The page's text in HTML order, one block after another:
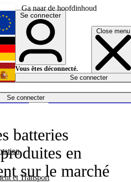
Ga naar de hoofdinhoud
Close menu
Se connecter
et Transport
Économie
English
Deutsch
Español
Se connecter
Vous êtes déconnecté.
Se connecter
batteries
en
sur le marché